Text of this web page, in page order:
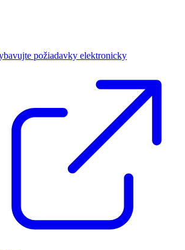
požiadavky elektronicky